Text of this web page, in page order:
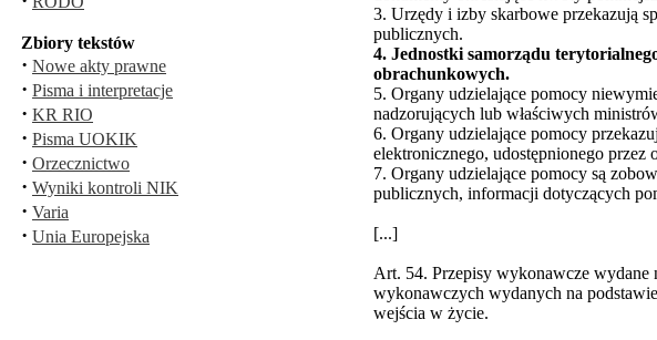
Zbiory tekstów
· Nowe akty prawne
· Pisma i interpretacje
· KR RIO
· Pisma UOKIK
· Orzecznictwo
· Wyniki kontroli NIK
· Varia
· Unia Europejska
3. Urzędy i izby skarbowe przekazują
publicznych.
4. Jednostki samorządu
obrachunkowych.
5. Organy udzielające pomocy
nadzorujących lub właściwych
6. Organy udzielające pomocy
elektronicznego, udostępnionego przez
7. Organy udzielające pomocy są
publicznych, informacji dotyczących
[...]
Art. 54. Przepisy wykonawcze wydane
wykonawczych wydanych na
wejścia w życie.